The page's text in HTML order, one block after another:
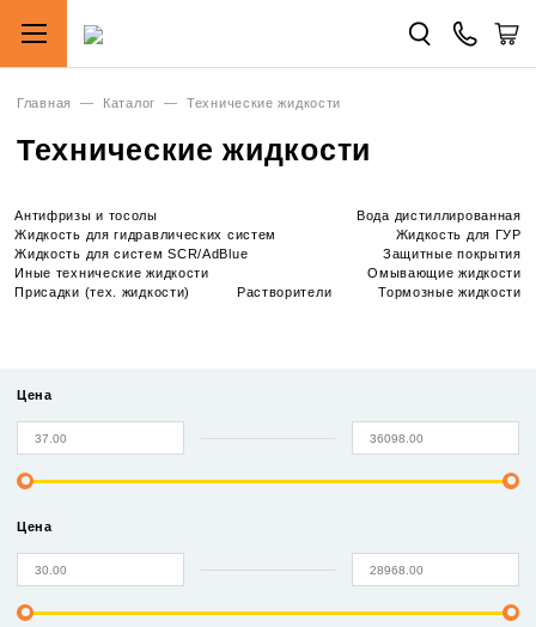
Главная — Каталог — Технические жидкости
Технические жидкости
Антифризы и тосолы
Вода дистиллированная
Жидкость для гидравлических систем
Жидкость для ГУР
Жидкость для систем SCR/AdBlue
Защитные покрытия
Иные технические жидкости
Омывающие жидкости
Присадки (тех. жидкости)
Растворители Тормозные жидкости
Цена
Цена